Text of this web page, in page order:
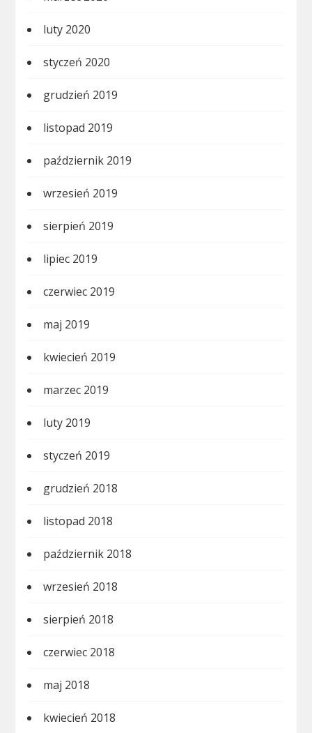
luty 2020
styczeń 2020
grudzień 2019
listopad 2019
październik 2019
wrzesień 2019
sierpień 2019
lipiec 2019
czerwiec 2019
maj 2019
kwiecień 2019
marzec 2019
luty 2019
styczeń 2019
grudzień 2018
listopad 2018
październik 2018
wrzesień 2018
sierpień 2018
czerwiec 2018
maj 2018
kwiecień 2018